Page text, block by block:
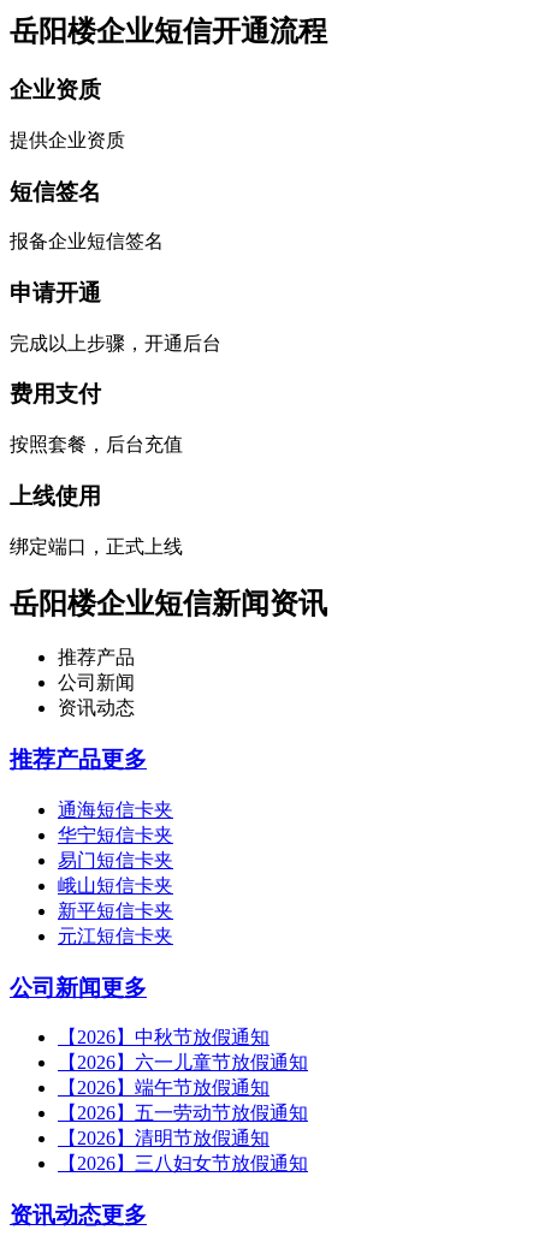
岳阳楼企业短信开通流程
企业资质
提供企业资质
短信签名
报备企业短信签名
申请开通
完成以上步骤，开通后台
费用支付
按照套餐，后台充值
上线使用
绑定端口，正式上线
岳阳楼企业短信新闻资讯
推荐产品
公司新闻
资讯动态
推荐产品更多
通海短信卡夹
华宁短信卡夹
易门短信卡夹
峨山短信卡夹
新平短信卡夹
元江短信卡夹
公司新闻更多
【2026】中秋节放假通知
【2026】六一儿童节放假通知
【2026】端午节放假通知
【2026】五一劳动节放假通知
【2026】清明节放假通知
【2026】三八妇女节放假通知
资讯动态更多